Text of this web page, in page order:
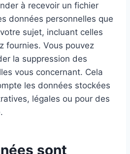
à recevoir un fichier
données personnelles que
sujet, incluant celles
fournies. Vous pouvez
la suppression des
vous concernant. Cela
les données stockées
légales ou pour des
sont